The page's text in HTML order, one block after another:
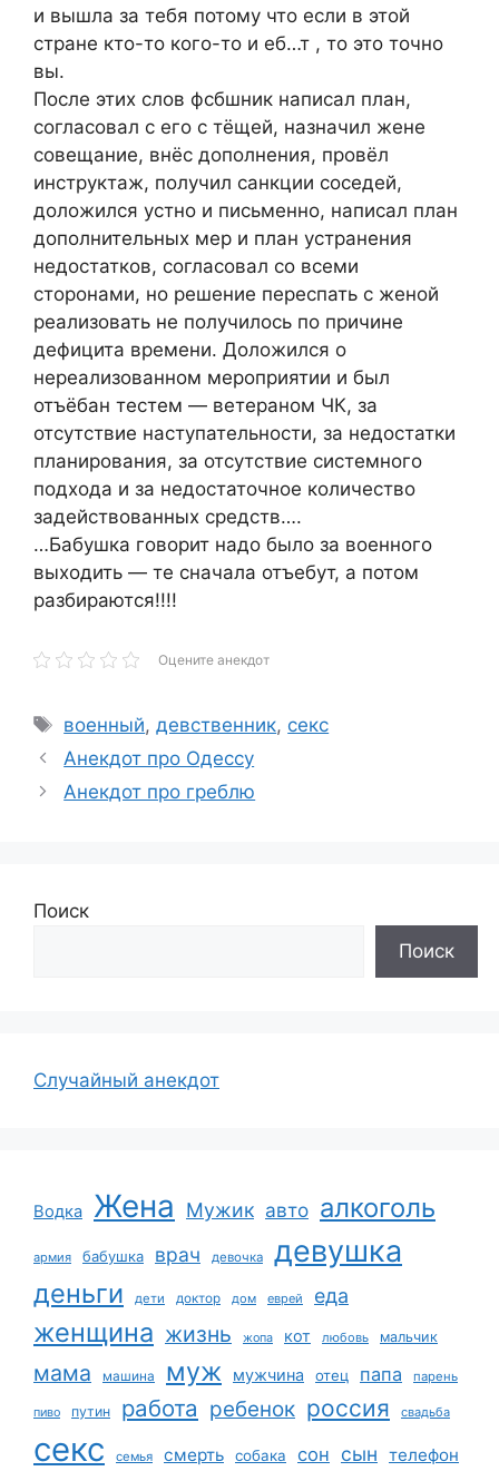
и вышла за тебя потому что если в этой
стране кто-то кого-то и еб…т , то это точно
вы.
После этих слов фсбшник написал план,
согласовал с его с тёщей, назначил жене
совещание, внёс дополнения, провёл
инструктаж, получил санкции соседей,
доложился устно и письменно, написал план
дополнительных мер и план устранения
недостатков, согласовал со всеми
сторонами, но решение переспать с женой
реализовать не получилось по причине
дефицита времени. Доложился о
нереализованном мероприятии и был
отъёбан тестем — ветераном ЧК, за
отсутствие наступательности, за недостатки
планирования, за отсутствие системного
подхода и за недостаточное количество
задействованных средств….
…Бабушка говорит надо было за военного
выходить — те сначала отъебут, а потом
разбираются!!!!
Оцените анекдот
Метки
военный,девственник, секс
Анекдот про Одессу
Анекдот про греблю
Поиск
Поиск
Случайный анекдот
Водка Жена Мужик авто алкоголь
армия бабушка врач девочка девушка
деньги дети доктор дом еврей еда
женщина жизнь жопа кот любовь мальчик
мама машина муж мужчина отец папа парень
пиво путин работа ребенок россия свадьба
секс семья смерть собака сон сын телефон